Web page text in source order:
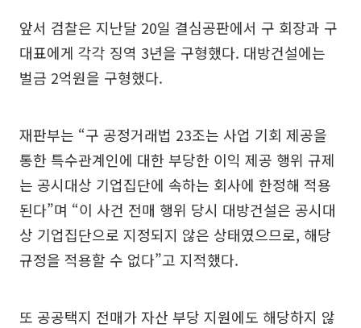
앞서 검찰은 지난달 20일 결심공판에서 구 회장과 구
대표에게 각각 징역 3년을 구형했다. 대방건설에는
벌금 2억원을 구형했다.
재판부는 “구 공정거래법 23조는 사업 기회 제공을
통한 특수관계인에 대한 부당한 이익 제공 행위 규제
는 공시대상 기업집단에 속하는 회사에 한정해 적용
된다”며 “이 사건 전매 행위 당시 대방건설은 공시대
상 기업집단으로 지정되지 않은 상태였으므로, 해당
규정을 적용할 수 없다”고 지적했다.
또 공공택지 전매가 자산 부당 지원에도 해당하지 않